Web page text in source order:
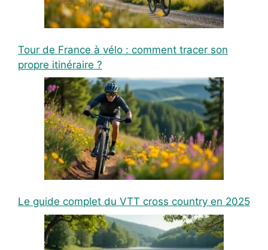
Tour de France à vélo : comment tracer son
propre itinéraire ?
Le guide complet du VTT cross country en 2025